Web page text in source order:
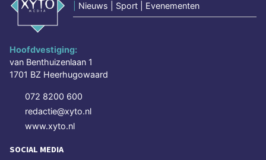
Nieuws | Sport | Evenementen
Hoofdvestiging:
van Benthuizenlaan 1
1701 BZ Heerhugowaard
072 8200 600
redactie@xyto.nl
www.xyto.nl
SOCIAL MEDIA